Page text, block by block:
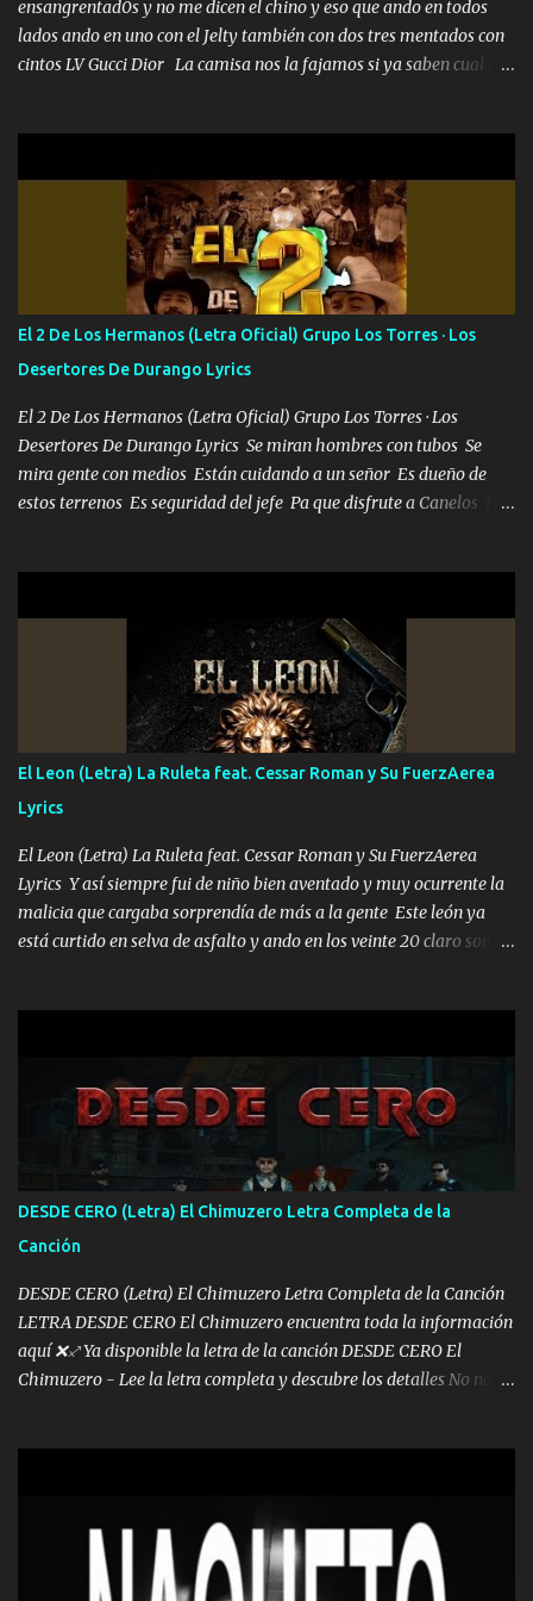
ensangrentad0s y no me dicen el chino y eso que ando en todos
lados ando en uno con el Jelty también con dos tres mentados con
cintos LV Gucci Dior La camisa nos la fajamos si ya saben cual es
estándares 110 mil records de pistas no me falta mucho para
verme en las revistas Ya pasé Italia Japón Madrid Milán y también
Francia ropa de 100.000 bolas Louis vuitton es mi fragancia
repleta de presidentes la bolsa estoy en mi pic si no se han dado
cuenta chequeen gráficas del kitch
El 2 De Los Hermanos (Letra Oficial) Grupo Los Torres · Los
Desertores De Durango Lyrics
El 2 De Los Hermanos (Letra Oficial) Grupo Los Torres · Los
Desertores De Durango Lyrics Se miran hombres con tubos Se
mira gente con medios Están cuidando a un señor Es dueño de
estos terrenos Es seguridad del jefe Pa que disfrute a Canelos Es
ni tampoco las mujeres porque es platica de grandes por eso hay
que estar alegres doy las instrucciones para atender los deberes
Música Si es que salta algún problema de confianza tengo gente
ahí está el Hombre Cuarenta y también Pariente 7 arreglan
cualquier problema no más es cuestión que ordené NOS HACE
FALTA UN HERMANO DE CLAVE ERA EL 24 SIEMPRE FUE UN
HOMBRE VALIENTE POR ALGO M'URIÓ PELEAND0 SIEMPRE
VIO POR LA FAMILIA PARA QUE SIGA EL LEGADO Es el DOS de
los HERMANOS un cerebro inteligente y com...
El Leon (Letra) La Ruleta feat. Cessar Roman y Su FuerzAerea
Lyrics
El Leon (Letra) La Ruleta feat. Cessar Roman y Su FuerzAerea
Lyrics Y así siempre fui de niño bien aventado y muy ocurrente la
malicia que cargaba sorprendía de más a la gente Este león ya
está curtido en selva de asfalto y ando en los veinte 20 claro son
pa más pues hay charola les voy a dar hasta topar pues no hay de
otra Música Surcando bien mi camino voy por mi línea no veo a
los lados aquel que no corre vuela no se me duerm voy chicoteado
Ya pasé varias hazañas ya tienen rato que me agarran el colmillo
de este León los estatales no sé esperaron Al tiro esta la PrimiZa
también la nueve que cargo al lado doy la mano al que su amigo y
al traicionero damos pa abajo Y No me paran aquí hay pa más
pues hay charola les voy a dar hasta topar pues no hay de otra...
DESDE CERO (Letra) El Chimuzero Letra Completa de la
Canción
DESDE CERO (Letra) El Chimuzero Letra Completa de la Canción
LETRA DESDE CERO El Chimuzero encuentra toda la información
aquí ❌♐ Ya disponible la letra de la canción DESDE CERO El
Chimuzero - Lee la letra completa y descubre los detalles No nací
❌ www.elnorteduro.com ❌ Yo No limito los Sueños , si no existe
Uno pues Hallamos Modos , Si me caigo me Levanto, Aprendo Del
Error Y me sacudo El Lodo ❌ www.elnorteduro.com ❌ El Dinero